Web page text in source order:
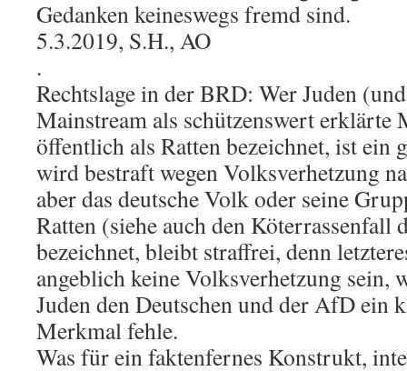
Gedanken keineswegs fremd sind.
5.3.2019, S.H., AO
.
Rechtslage in der BRD: Wer Juden
Mainstream als schützenswert erklärte
öffentlich als Ratten bezeichnet, ist ein
wird bestraft wegen Volksverhetzung
aber das deutsche Volk oder seine
Ratten (siehe auch den Köterrassenfall
bezeichnet, bleibt straffrei, denn
angeblich keine Volksverhetzung sein,
Juden den Deutschen und der AfD ein
Merkmal fehle.
Was für ein faktenfernes Konstrukt,